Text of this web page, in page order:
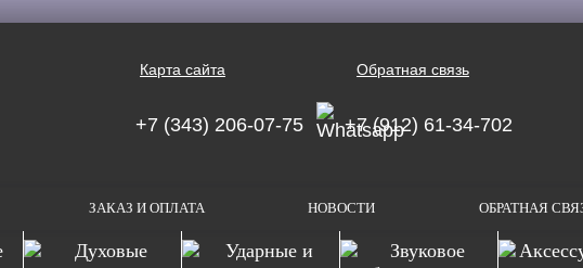
Карта сайта Обратная связь
+7 (343) 206-07-75 +7 (912) 61-34-702
ЗАКАЗ И ОПЛАТА НОВОСТИ ОБРАТНАЯ